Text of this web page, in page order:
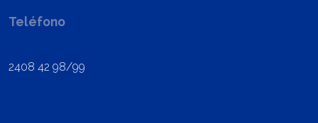
Teléfono
2408 42 98/99